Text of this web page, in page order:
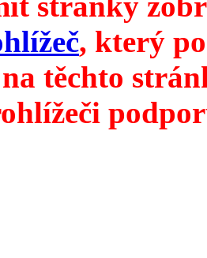
, který
těchto